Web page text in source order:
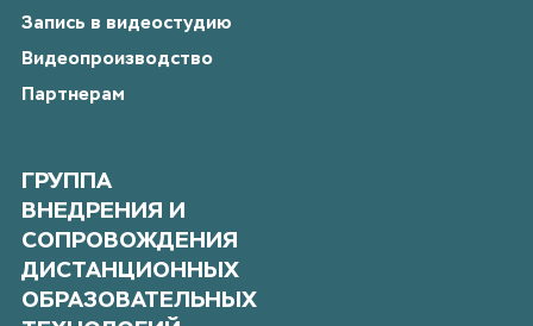
Запись в видеостудию
Видеопроизводство
Партнерам
ГРУППА
ВНЕДРЕНИЯ И
СОПРОВОЖДЕНИЯ
ДИСТАНЦИОННЫХ
ОБРАЗОВАТЕЛЬНЫХ